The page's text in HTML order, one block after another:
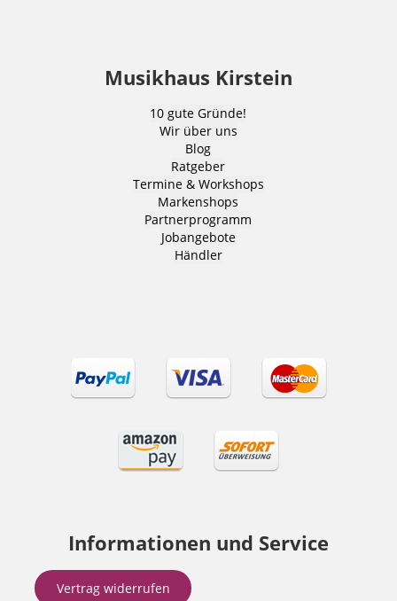
Musikhaus Kirstein
10 gute Gründe!
Wir über uns
Blog
Ratgeber
Termine & Workshops
Markenshops
Partnerprogramm
Jobangebote
Händler
Informationen und Service
Vertrag widerrufen